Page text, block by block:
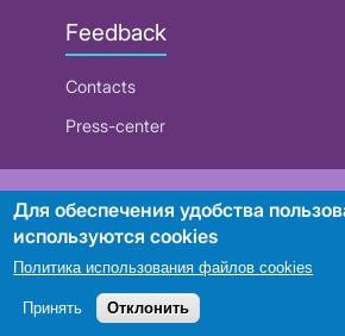
Feedback
Contacts
Press-center
RUE "Beltelecom"
Search
Для обеспечения удобства
используются cookies
Политика использования файлов cookies
Принять Отклонить